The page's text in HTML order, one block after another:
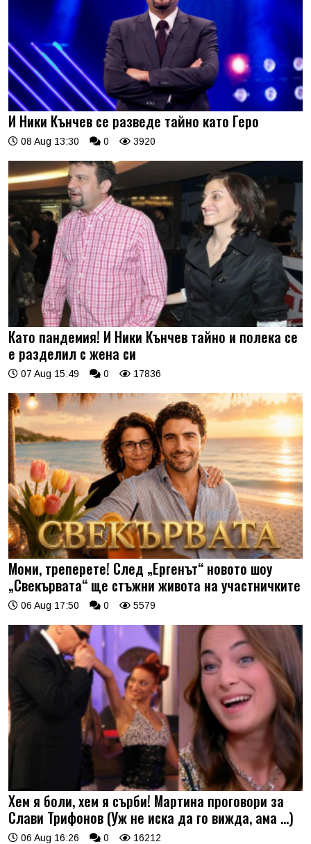
И Ники Кънчев се разведе тайно като Геро
08 Aug 13:30 0 3920
Като пандемия! И Ники Кънчев тайно и полека се
е разделил с жена си
07 Aug 15:49 0 17836
Моми, треперете! След „Ергенът“ новото шоу
„Свекървата“ ще стъжни живота на участничките
06 Aug 17:50 0 5579
Хем я боли, хем я сърби! Мартина проговори за
Слави Трифонов (Уж не иска да го вижда, ама …)
06 Aug 16:26 0 16212